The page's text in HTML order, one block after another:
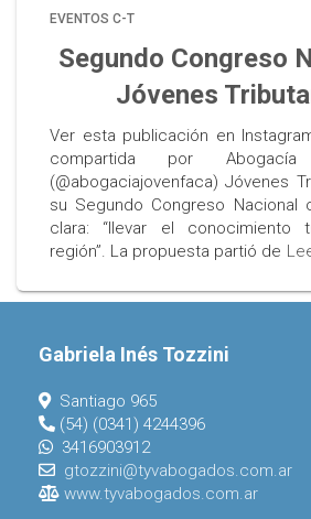
EVENTOS C-T
Segundo Congreso
Jóvenes
Ver esta publicación en
compartida por
(@abogaciajovenfaca) Jóvenes
su Segundo Congreso Nacional
clara: “llevar el conocimiento
región”. La propuesta partió de
Gabriela Inés Tozzini
Santiago 965
(54) (0341) 4244396
3416903912
gtozzini@tyvabogados.com.ar
www.tyvabogados.com.ar